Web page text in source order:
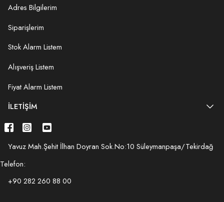
Adres Bilgilerim
Siparişlerim
Stok Alarm Listem
Alışveriş Listem
Fiyat Alarm Listem
İLETIŞIM
Yavuz Mah.Şehit İlhan Doyran Sok.No:10 Süleymanpaşa/Tekirdağ
Telefon:
+90 282 260 88 00